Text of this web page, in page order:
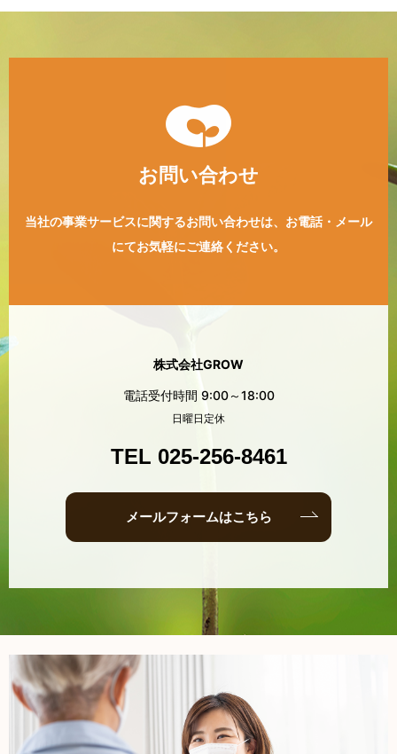
お問い合わせ
当社の事業サービスに関するお問い合わせは、 お電話・メール
にてお気軽にご連絡ください。
株式会社GROW
電話受付時間 9:00～18:00
日曜日定休
TEL 025-256-8461
メールフォームはこちら